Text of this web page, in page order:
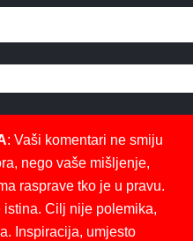
: Vaši komentari ne smiju
nego vaše mišljenje,
rasprave tko je u pravu.
Cilj nije polemika,
Inspiracija, umjesto